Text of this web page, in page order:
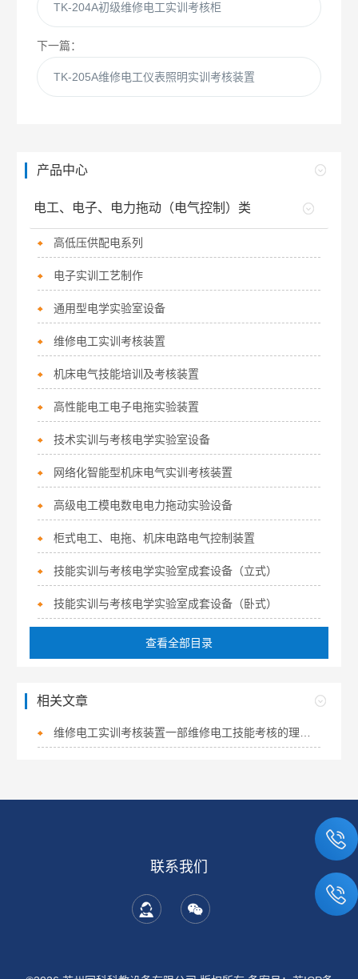
TK-204A初级维修电工实训考核柜
下一篇：
TK-205A维修电工仪表照明实训考核装置
产品中心
电工、电子、电力拖动（电气控制）类
高低压供配电系列
电子实训工艺制作
通用型电学实验室设备
维修电工实训考核装置
机床电气技能培训及考核装置
高性能电工电子电拖实验装置
技术实训与考核电学实验室设备
网络化智能型机床电气实训考核装置
高级电工模电数电电力拖动实验设备
柜式电工、电拖、机床电路电气控制装置
技能实训与考核电学实验室成套设备（立式）
技能实训与考核电学实验室成套设备（卧式）
查看全部目录
相关文章
联系我们